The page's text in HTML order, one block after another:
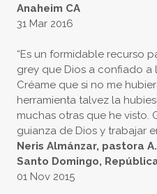
Anaheim CA
31 Mar 2016
“Es un formidable recurso
grey que Dios a confiado a
Créame que si no me
herramienta talvez la
muchas otras que he visto.
guianza de Dios y trabajar
Neris Almánzar, pastora
Santo Domingo,
01 Nov 2015